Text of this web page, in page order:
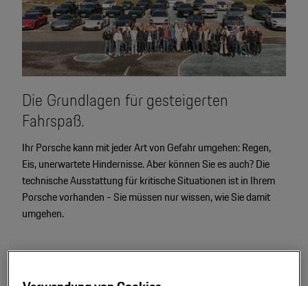
Die Grundlagen für gesteigerten
Fahrspaß.
Ihr Porsche kann mit jeder Art von Gefahr umgehen: Regen,
Eis, unerwartete Hindernisse. Aber können Sie es auch? Die
technische Ausstattung für kritische Situationen ist in Ihrem
Porsche vorhanden - Sie müssen nur wissen, wie Sie damit
umgehen.